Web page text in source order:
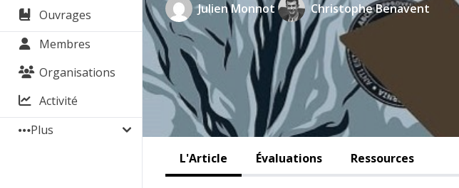
Ouvrages
Membres
Organisations
Activité
Plus
Julien Monnot Christophe Benavent
L'Article Évaluations Ressources